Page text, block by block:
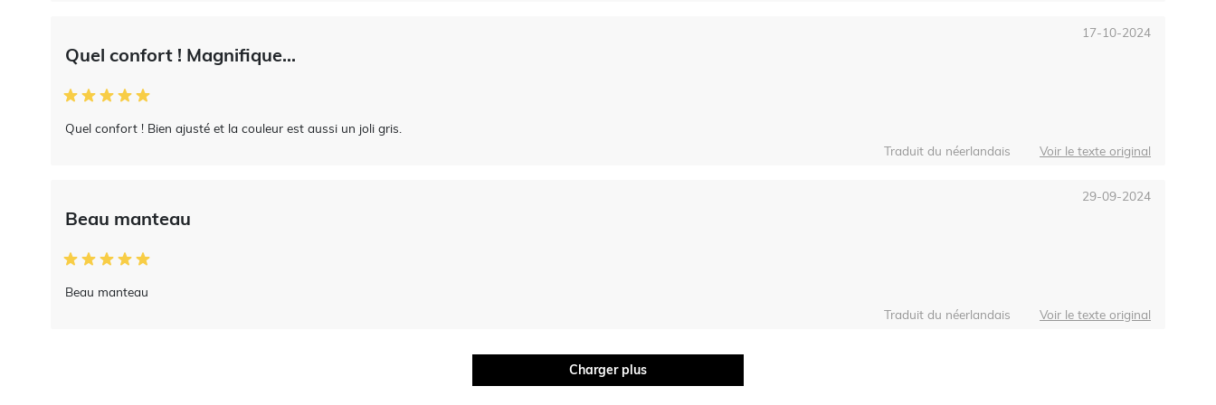
Quel confort ! Magnifique...
Quel confort ! Bien ajusté et la couleur est aussi un joli gris.
17-10-2024
Traduit du néerlandais Voir le texte original
Beau manteau
Beau manteau
29-09-2024
Traduit du néerlandais Voir le texte original
Charger plus